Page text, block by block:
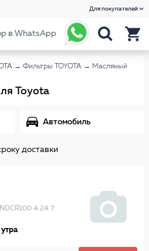
Для покупателей
в WhatsApp
→ Фильтры TOYOTA → Масляный
Toyota
Автомобиль
доставки
4.24.7